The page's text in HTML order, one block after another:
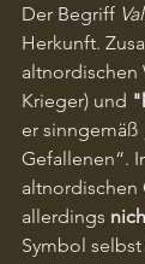
Der Begriff
Herkunft.
altnordischen
Krieger) und
er sinngemäß
Gefallenen“.
altnordischen
allerdings
Symbol